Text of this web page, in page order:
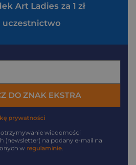
Art Ladies za 1 zł
uczestnictwo
DO ZNAK EKSTRA
prywatności
otrzymywanie wiadomości
(newsletter) na podany e-mail na
w regulaminie.